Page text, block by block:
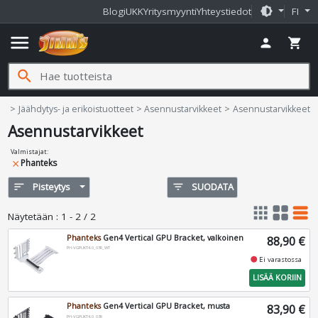
BlogiUKKYritysmyyntiYhteystiedot brightness_medium FI
menu person shopping_cart
search
Jimms.fi
Jäähdytys- ja erikoistuotteet Asennustarvikkeet Asennustarvikkeet
Asennustarvikkeet
Valmistajat:
close Phanteks
sort Pisteytys filter_list SUODATA
Näytetään : 1 - 2 / 2 apps grid_view table_rows
PhanteksGen4 Vertical GPU Bracket, valkoinen
PH-VGPUKT4.0_03R_WT 88,90 €
fiber_manual_record Ei varastossa
LISÄÄ KORIIN
PhanteksGen4 Vertical GPU Bracket, musta
PH-VGPUKT4.0_03R 83,90 €